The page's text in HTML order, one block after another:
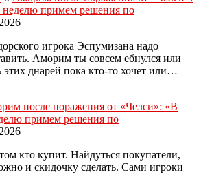
примем решения по
игрока Эспумизана надо
Аморим ты совсем ебнулся или
этих днарей пока кто-то хочет или…
после поражения от «Челси»: «В
примем решения по
кто купит. Найдуться покупатели,
и скидочку сделать. Сами игроки